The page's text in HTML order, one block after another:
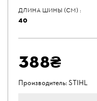
ДЛИНА ШИНЫ (СМ) :
40
388₴
Производитель:STIHL